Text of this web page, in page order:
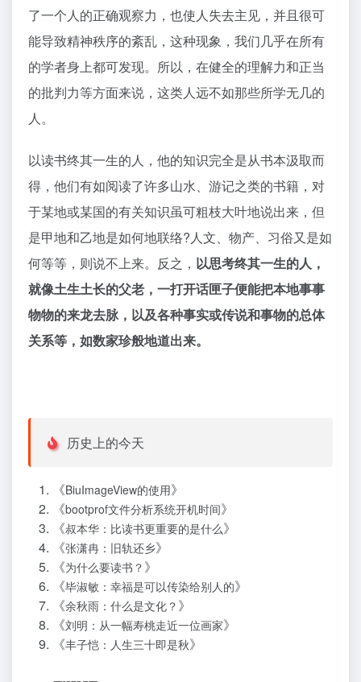
了一个人的正确观察力，也使人失去主见，并且很可
能导致精神秩序的紊乱，这种现象，我们几乎在所有
的学者身上都可发现。所以，在健全的理解力和正当
的批判力等方面来说，这类人远不如那些所学无几的
人。
以读书终其一生的人，他的知识完全是从书本汲取而
得，他们有如阅读了许多山水、游记之类的书籍，对
于某地或某国的有关知识虽可粗枝大叶地说出来，但
是甲地和乙地是如何地联络?人文、物产、习俗又是如
何等等，则说不上来。反之， 以思考终其一生的人，
就像土生土长的父老，一打开话匣子便能把本地事事
物物的来龙去脉，以及各种事实或传说和事物的总体
关系等，如数家珍般地道出来。
历史上的今天
《BiuImageView的使用》
《bootprof文件分析系统开机时间》
《叔本华：比读书更重要的是什么》
《张潇冉：旧轨还乡》
《为什么要读书？ 》
《毕淑敏：幸福是可以传染给别人的》
《余秋雨：什么是文化？ 》
《刘明：从一幅寿桃走近一位画家》
《丰子恺：人生三十即是秋》